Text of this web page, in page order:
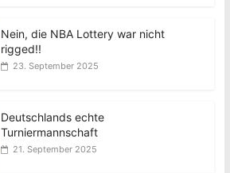
Nein, die NBA Lottery war nicht
rigged!!
23. September 2025
Deutschlands echte
Turniermannschaft
21. September 2025